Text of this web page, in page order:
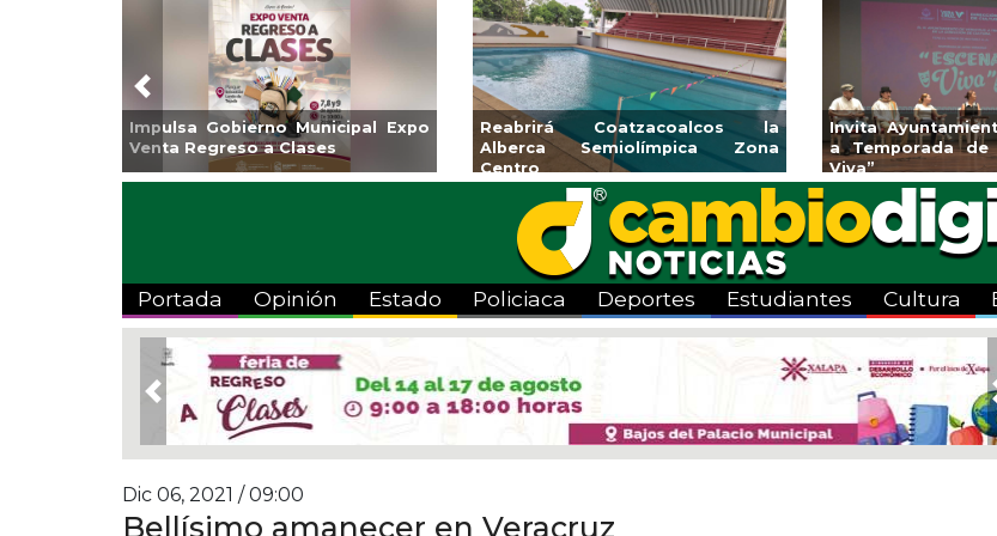
Impulsa Gobierno Municipal Expo
Venta Regreso a Clases
Reabrirá Coatzacoalcos la
Alberca Semiolímpica Zona
Centro
Invita
a Temporada de
Viva”
Previous
Portada Opinión Estado Policiaca Deportes Estudiantes Cultura
Previous
Dic 06, 2021 / 09:00
Bellísimo amanecer en Veracruz